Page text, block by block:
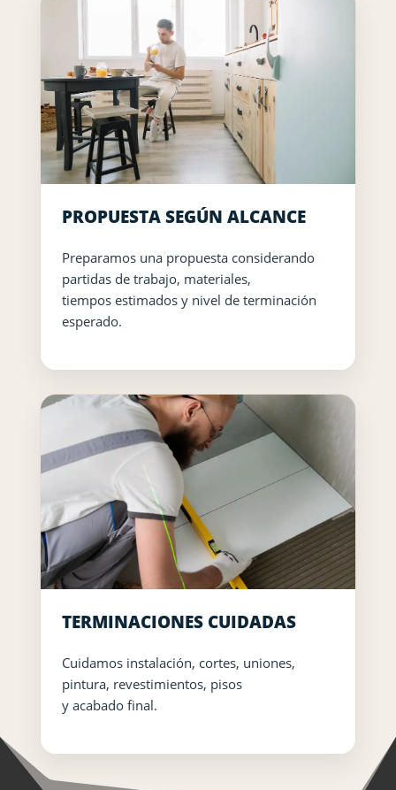
PROPUESTA SEGÚN ALCANCE
Preparamos una propuesta considerando
partidas de trabajo, materiales,
tiempos estimados y nivel de terminación
esperado.
TERMINACIONES CUIDADAS
Cuidamos instalación, cortes, uniones,
pintura, revestimientos, pisos
y acabado final.